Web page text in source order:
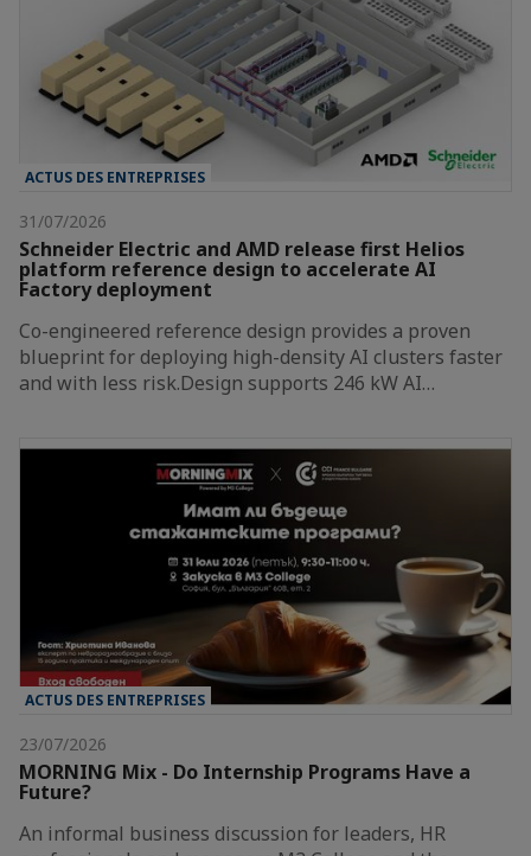
ACTUS DES ENTREPRISES
31/07/2026
Schneider Electric and AMD release first Helios
platform reference design to accelerate AI
Factory deployment
Co-engineered reference design provides a proven
blueprint for deploying high-density AI clusters faster
and with less risk.Design supports 246 kW AI…
ACTUS DES ENTREPRISES
23/07/2026
MORNING Mix - Do Internship Programs Have a
Future?
An informal business discussion for leaders, HR